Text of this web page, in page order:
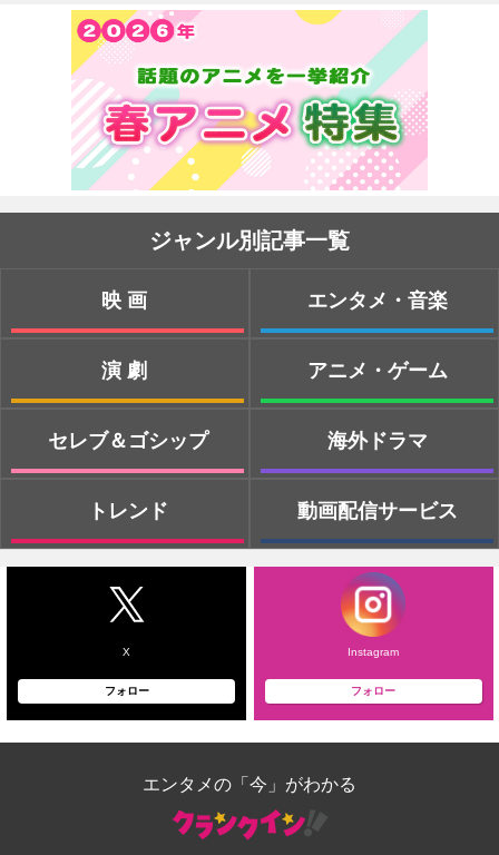
ジャンル別記事一覧
映画
演劇
セレブ＆ゴシップ
トレンド
エンタメ・音楽
アニメ・ゲーム
海外ドラマ
動画配信サービス
X
フォロー
Instagram
フォロー
エンタメの「今」がわかる